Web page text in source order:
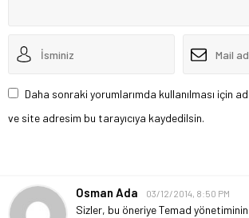
Daha sonraki yorumlarımda kullanılması için
ve site adresim bu tarayıcıya kaydedilsin.
Osman Ada 03/12/2014, 8:50 PM
Sizler, bu öneriye Temad